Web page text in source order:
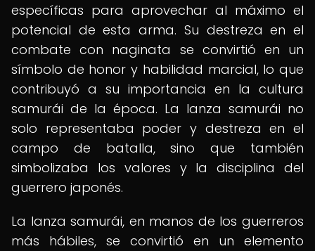
específicas para aprovechar al máximo el
potencial de esta arma. Su destreza en el
combate con naginata se convirtió en un
símbolo de honor y habilidad marcial, lo que
contribuyó a su importancia en la cultura
samurái de la época. La lanza samurái no
solo representaba poder y destreza en el
campo de batalla, sino que también
simbolizaba los valores y la disciplina del
guerrero japonés.
La lanza samurái, en manos de los guerreros
más hábiles, se convirtió en un elemento